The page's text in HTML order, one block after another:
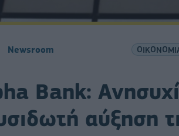
Newsroom
Bank:
αύξηση